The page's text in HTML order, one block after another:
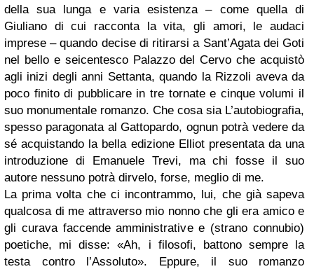
della sua lunga e varia esistenza – come quella di
Giuliano di cui racconta la vita, gli amori, le audaci
imprese – quando decise di ritirarsi a Sant’Agata dei Goti
nel bello e seicentesco Palazzo del Cervo che acquistò
agli inizi degli anni Settanta, quando la Rizzoli aveva da
poco finito di pubblicare in tre tornate e cinque volumi il
suo monumentale romanzo. Che cosa sia L’autobiografia,
spesso paragonata al Gattopardo, ognun potrà vedere da
sé acquistando la bella edizione Elliot presentata da una
introduzione di Emanuele Trevi, ma chi fosse il suo
autore nessuno potrà dirvelo, forse, meglio di me.
La prima volta che ci incontrammo, lui, che già sapeva
qualcosa di me attraverso mio nonno che gli era amico e
gli curava faccende amministrative e (strano connubio)
poetiche, mi disse: «Ah, i filosofi, battono sempre la
testa contro l’Assoluto». Eppure, il suo romanzo